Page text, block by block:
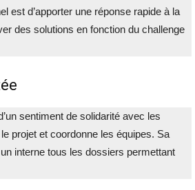
est d’apporter une réponse rapide à la
des solutions en fonction du challenge
sentiment de solidarité avec les
projet et coordonne les équipes. Sa
interne tous les dossiers permettant